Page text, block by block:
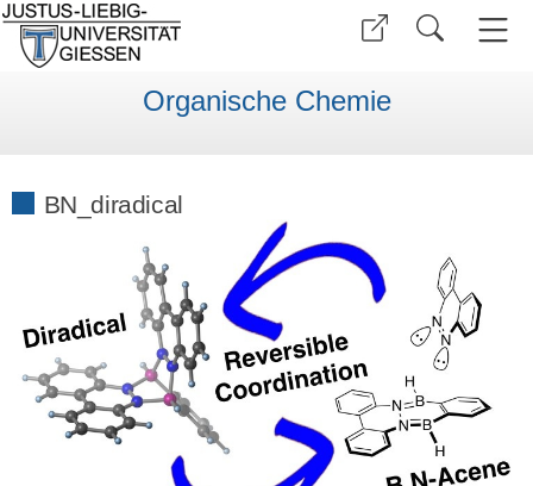
Organische Chemie
BN_diradical